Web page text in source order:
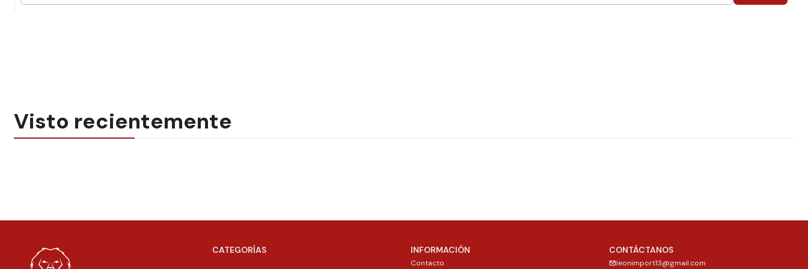
Visto recientemente
CATEGORÍAS INFORMACIÓN
Contacto
CONTÁCTANOS
leonimport13@gmail.com